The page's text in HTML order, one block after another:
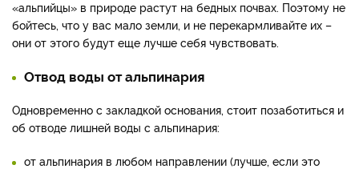
«альпийцы» в природе растут на бедных почвах. Поэтому не
бойтесь, что у вас мало земли, и не перекармливайте их –
они от этого будут еще лучше себя чувствовать.
Отвод воды от альпинария
Одновременно с закладкой основания, стоит позаботиться и
об отводе лишней воды с альпинария:
от альпинария в любом направлении (лучше, если это